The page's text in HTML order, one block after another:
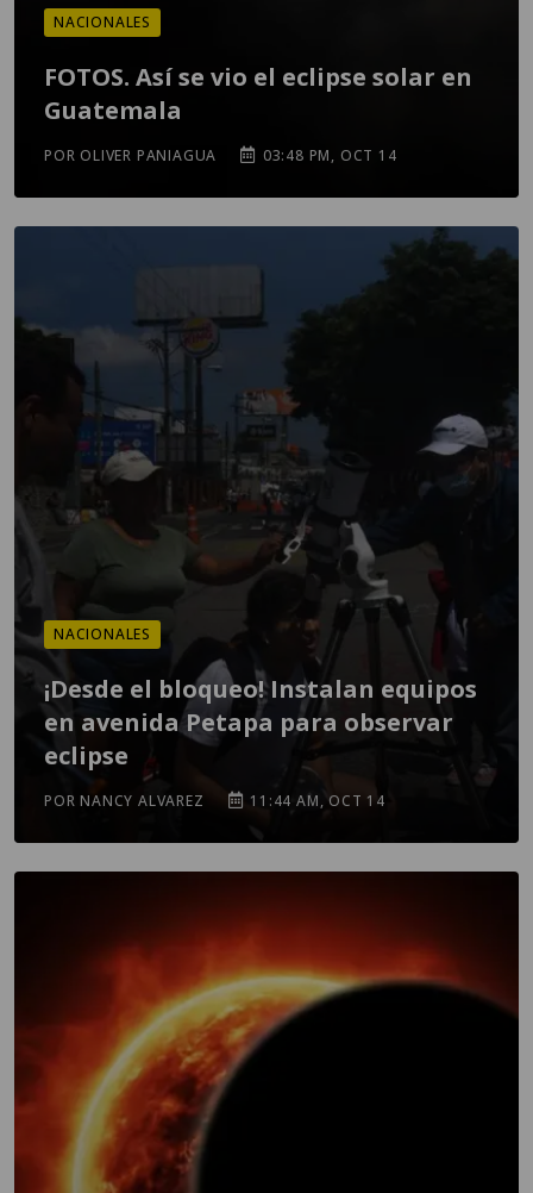
NACIONALES
FOTOS. Así se vio el eclipse solar en
Guatemala
POR OLIVER PANIAGUA 03:48 PM, OCT 14
NACIONALES
¡Desde el bloqueo! Instalan equipos
en avenida Petapa para observar
eclipse
POR NANCY ALVAREZ 11:44 AM, OCT 14